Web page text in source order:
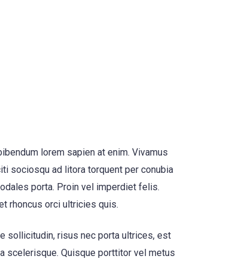
lorem sapien at enim. Vivamus
sociosqu ad litora torquent per conubia
porta. Proin vel imperdiet felis.
rhoncus orci ultricies quis.
sollicitudin, risus nec porta ultrices, est
scelerisque. Quisque porttitor vel metus